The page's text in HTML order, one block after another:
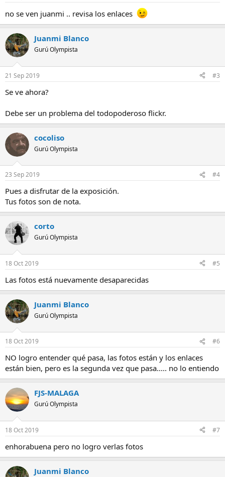
no se ven juanmi .. revisa los enlaces
Juanmi Blanco
Gurú Olympista
21 Sep 2019 #3
Se ve ahora?
Debe ser un problema del todopoderoso flickr.
cocoliso
Gurú Olympista
23 Sep 2019 #4
Pues a disfrutar de la exposición.
Tus fotos son de nota.
corto
Gurú Olympista
18 Oct 2019 #5
Las fotos está nuevamente desaparecidas
Juanmi Blanco
Gurú Olympista
18 Oct 2019 #6
NO logro entender qué pasa, las fotos están y los enlaces
están bien, pero es la segunda vez que pasa..... no lo entiendo
FJS-MALAGA
Gurú Olympista
18 Oct 2019 #7
enhorabuena pero no logro verlas fotos
Juanmi Blanco